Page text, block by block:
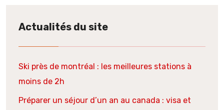
Actualités du site
Ski près de montréal : les meilleures stations à
moins de 2h
Préparer un séjour d’un an au canada : visa et